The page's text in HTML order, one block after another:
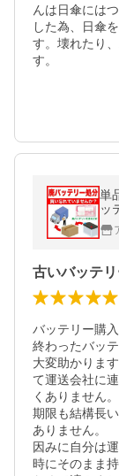
んは日傘には
した為、日傘
す。壊れたり
す。
単
ッ
1
要
古いバッテ
バッテリー購
終わったバッ
大変助かりま
て運送会社に
くありません。
期限も結構長
ありません。
因みに自分は
時にそのまま